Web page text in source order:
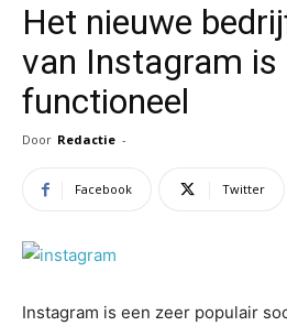
Het nieuwe
van Instagram is
functioneel
Door Redactie -
Facebook Twitter
Instagram is een zeer populair